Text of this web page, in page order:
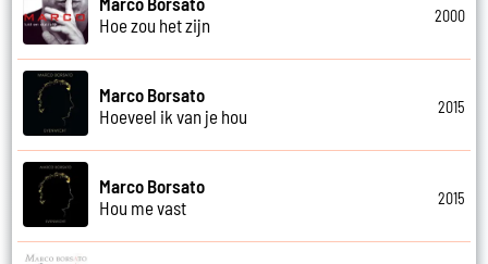
Hoe zou het zijn
2000
Marco Borsato
Hoeveel ik van je hou
2015
Marco Borsato
Hou me vast
2015